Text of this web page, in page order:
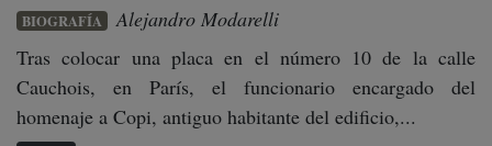
BIOGRAFÍA
Alejandro Modarelli
Tras colocar una placa en el número 10 de la calle
Cauchois, en París, el funcionario encargado del
homenaje a Copi, antiguo habitante del edificio,...